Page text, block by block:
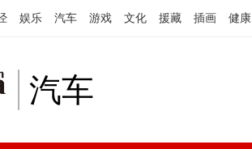
娱乐 汽车 游戏 文化 援藏 插画 健康
汽车